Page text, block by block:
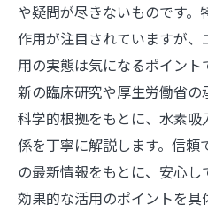
や疑問が尽きないものです
作用が注目されていますが
用の実態は気になるポイン
新の臨床研究や厚生労働省
科学的根拠をもとに、水素
係を丁寧に解説します。信
の最新情報をもとに、安心
効果的な活用のポイントを